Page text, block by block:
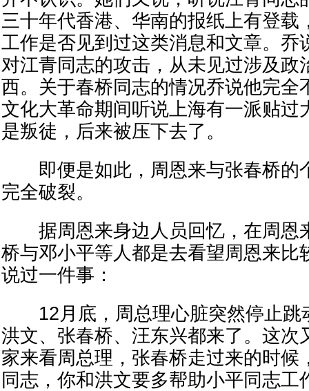
三十年代香港、华南的报纸上有登载
工作是否见到过这类消息和文章。乔
对江青同志的攻击，从未见过涉及政
西。关于春桥同志的情况乔说他完全
文化大革命期间听说上海有一派贴过
是叛徒，后来被压下去了。
即便是如此，周恩来与张春桥的
完全破裂。
据周恩来身边人员回忆，在周恩
桥与邓小平等人都是去看望周恩来比
说过一件事：
12月底，周总理心脏突然停止跳
洪文、张春桥、汪东兴都来了。这次
家来看周总理，张春桥走过来的时候
同志，你和洪文要多帮助小平同志工